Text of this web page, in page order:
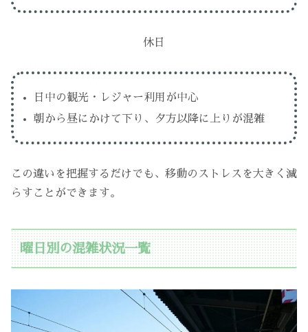
休日
日中の観光・レジャー利用が中心
朝から昼にかけて下り、夕方以降に上りが混雑
この違いを把握するだけでも、移動のストレスを大きく減
らすことができます。
曜日別の混雑状況一覧